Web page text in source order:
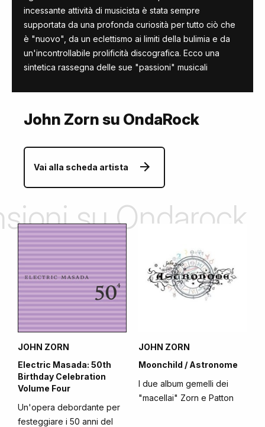
incessante attività di musicista è stata sempre
supportata da una profonda curiosità per tutto ciò che
è "nuovo", da un eclettismo ai limiti della bulimia e da
un'incontrollabile prolificità discografica. Ecco una
sintetica rassegna delle sue "passioni" musicali
John Zorn su OndaRock
Vai alla scheda artista
su Ondarock
JOHN ZORN
Electric Masada: 50th
Birthday Celebration
Volume Four
Un'opera debordante per
festeggiare i 50 anni del
JOHN ZORN
Moonchild / Astronome
I due album gemelli dei
"macellai" Zorn e Patton